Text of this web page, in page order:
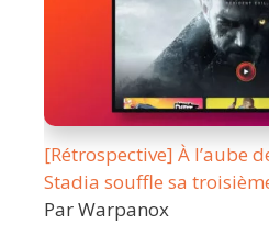
[Rétrospective] À l’aube
Stadia souffle sa
Par Warpanox